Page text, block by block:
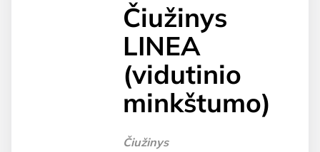
Čiužinys
LINEA
(vidutinio
minkštumo)
Čiužinys